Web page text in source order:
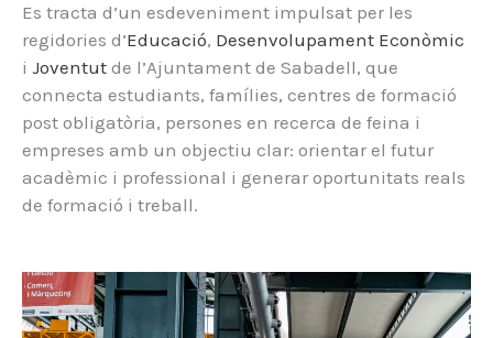
Es tracta d’un esdeveniment impulsat per les
regidories d’Educació, Desenvolupament Econòmic
i Joventut de l’Ajuntament de Sabadell, que
connecta estudiants, famílies, centres de formació
post obligatòria, persones en recerca de feina i
empreses amb un objectiu clar: orientar el futur
acadèmic i professional i generar oportunitats reals
de formació i treball.